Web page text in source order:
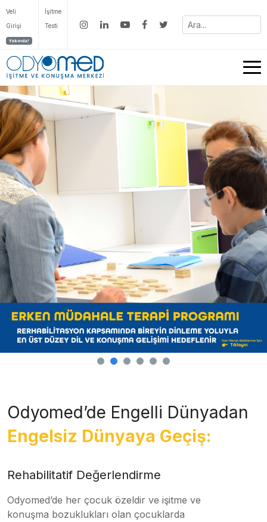
Veli
Girişi
Yakında!
İşitme
Testi
Odyomed’de Engelli Dünyadan
Engelsiz Dünyaya Geçiş:
Rehabilitatif Değerlendirme
Odyomed’de her çocuk özeldir ve işitme ve
konuşma bozuklukları olan çocuklarda